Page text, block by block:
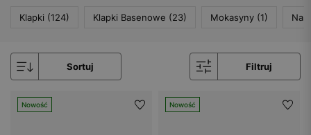
Klapki (124) Klapki Basenowe (23) Mokasyny (1) Na
Sortuj Filtruj
Nowość Nowość